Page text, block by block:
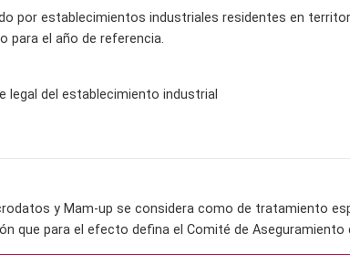
por establecimientos industriales residentes en
para el año de referencia.
legal del establecimiento industrial
y Mam-up se considera como de tratamiento
que para el efecto defina el Comité de